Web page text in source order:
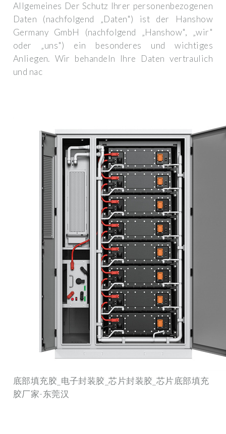
Allgemeines Der Schutz Ihrer personenbezogenen
Daten (nachfolgend „Daten") ist der Hanshow
Germany GmbH (nachfolgend „Hanshow", „wir"
oder „uns") ein besonderes und wichtiges
Anliegen. Wir behandeln Ihre Daten vertraulich
und nac
底部填充胶_电子封装胶_芯片封装胶_芯片底部填充
胶厂家-东莞汉